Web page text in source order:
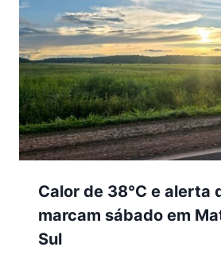
Calor de 38°C e alerta
marcam sábado em
Sul